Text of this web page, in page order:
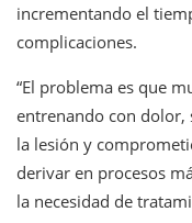
incrementando el
complicaciones.
“El problema es que
entrenando con dolor,
la lesión y
derivar en procesos
la necesidad de